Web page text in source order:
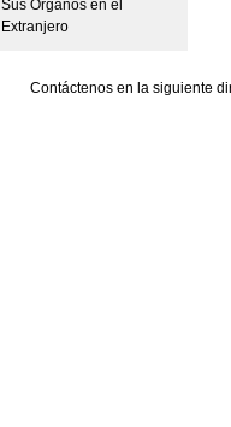
Sus Órganos en el
Extranjero
Contáctenos en la siguiente